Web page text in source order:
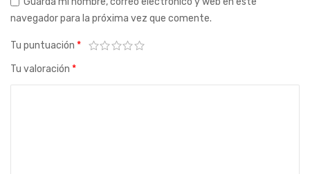
navegador para la próxima vez que comente.
Tu puntuación *
Tu valoración *